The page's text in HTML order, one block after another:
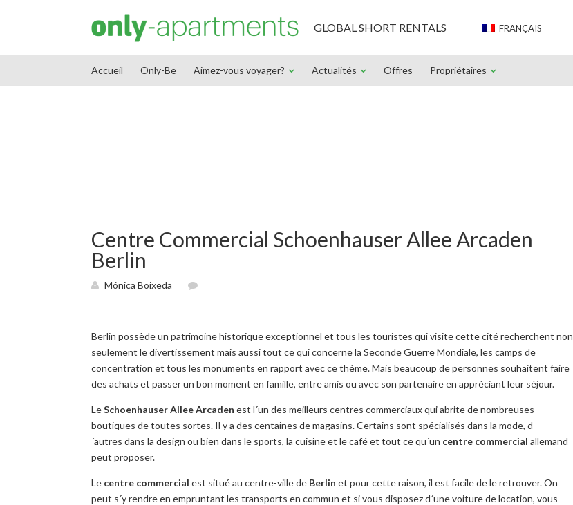
GLOBAL SHORT RENTALS FRANÇAIS
Accueil Only-Be Aimez-vous voyager? Actualités Offres Propriétaires
Centre Commercial Schoenhauser Allee Arcaden
Berlin
Mónica Boixeda
Berlin possède un patrimoine historique exceptionnel et tous les touristes qui visite cette cité recherchent non
seulement le divertissement mais aussi tout ce qui concerne la Seconde Guerre Mondiale, les camps de
concentration et tous les monuments en rapport avec ce thème. Mais beaucoup de personnes souhaitent faire
des achats et passer un bon moment en famille, entre amis ou avec son partenaire en appréciant leur séjour.
LeSchoenhauserAlleeArcaden est l´un des meilleurs centres commerciaux qui abrite de nombreuses
boutiques de toutes sortes. Il y a des centaines de magasins. Certains sont spécialisés dans la mode, d
´autres dans la design ou bien dans le sports, la cuisine et le café et tout ce qu´un centre commercial allemand
peut proposer.
Le centre commercial est situé au centre-ville de Berlin et pour cette raison, il est facile de le retrouver. On
peut s´y rendre en empruntant les transports en commun et si vous disposez d´une voiture de location, vous